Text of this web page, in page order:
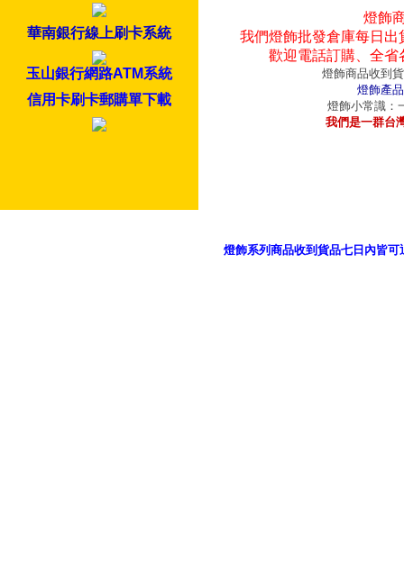
華南銀行線上刷卡系統
玉山銀行網路ATM系統
信用卡刷卡郵購單下載
燈飾
我們燈飾批發倉庫每日
歡迎電話訂購、全
燈飾商品收到
燈飾產
燈飾小常識：
我們是一群台
燈飾系列商品收到貨品七日內皆